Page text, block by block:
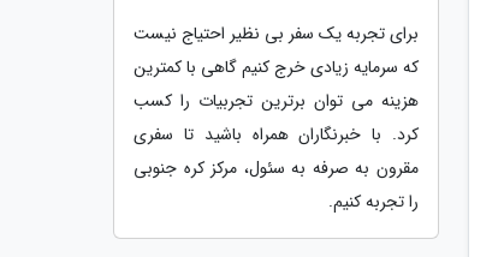
برای تجربه یک سفر بی نظیر احتیاج نیست
که سرمایه زیادی خرج کنیم گاهی با کمترین
هزینه می توان برترین تجربیات را کسب
کرد. با خبرنگاران همراه باشید تا سفری
مقرون به صرفه به سئول، مرکز کره جنوبی
را تجربه کنیم.